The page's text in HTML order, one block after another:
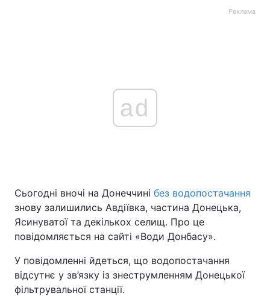
Реклама
ad
Сьогодні вночі на Донеччині без водопостачання
знову залишились Авдіївка, частина Донецька,
Ясинуватої та декількох селищ. Про це
повідомляється на сайті «Води Донбасу».
У повідомленні йдеться, що водопостачання
відсутнє у зв’язку із знеструмленням Донецької
фільтрувальної станції.